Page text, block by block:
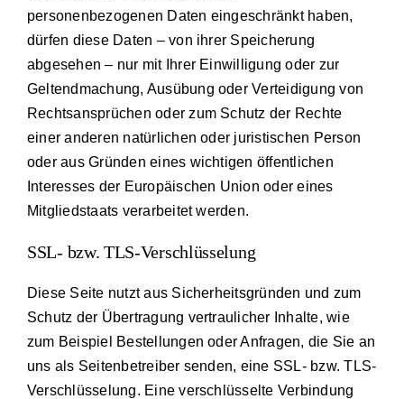
personenbezogenen Daten eingeschränkt haben,
dürfen diese Daten – von ihrer Speicherung
abgesehen – nur mit Ihrer Einwilligung oder zur
Geltendmachung, Ausübung oder Verteidigung von
Rechtsansprüchen oder zum Schutz der Rechte
einer anderen natürlichen oder juristischen Person
oder aus Gründen eines wichtigen öffentlichen
Interesses der Europäischen Union oder eines
Mitgliedstaats verarbeitet werden.
SSL- bzw. TLS-Verschlüsselung
Diese Seite nutzt aus Sicherheitsgründen und zum
Schutz der Übertragung vertraulicher Inhalte, wie
zum Beispiel Bestellungen oder Anfragen, die Sie an
uns als Seitenbetreiber senden, eine SSL- bzw. TLS-
Verschlüsselung. Eine verschlüsselte Verbindung